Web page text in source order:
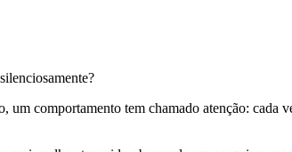
um comportamento tem chamado atenção: